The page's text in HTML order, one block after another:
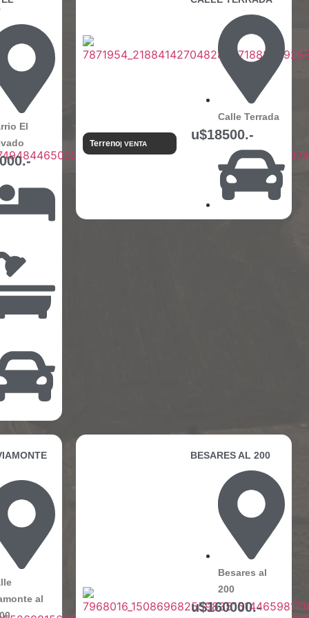
El
Terreno| VENTA
Calle Terrada
u$18500.-
al
BESARES AL 200
Besares al
200
u$160000.-